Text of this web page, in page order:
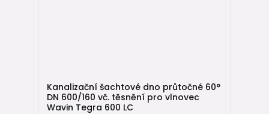
Kanalizační šachtové dno průtočné 60°
DN 600/160 vč. těsnění pro vlnovec
Wavin Tegra 600 LC